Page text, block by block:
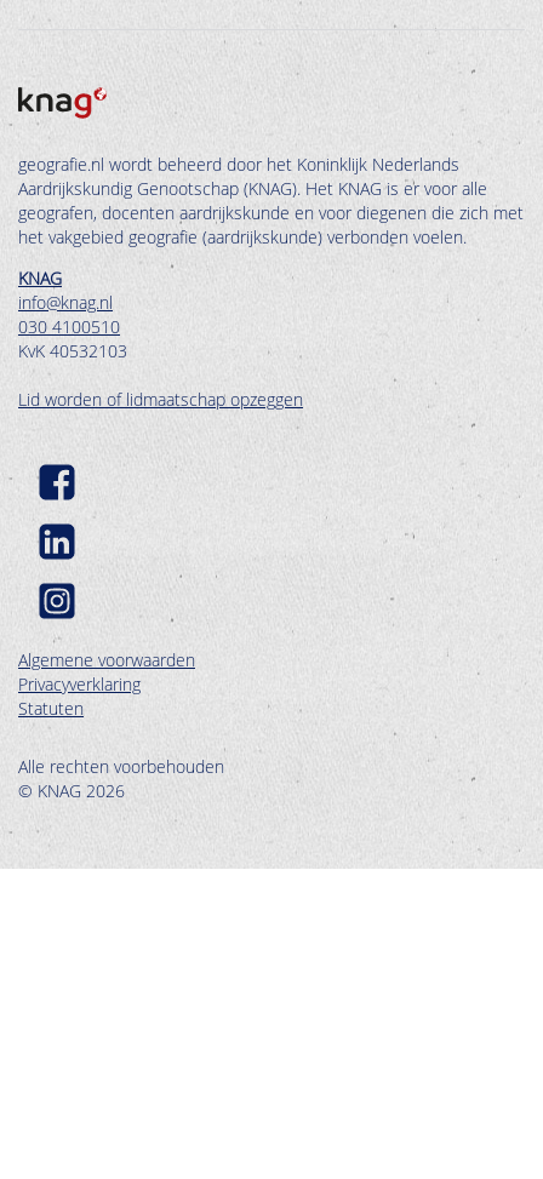
geografie.nl wordt beheerd door het Koninklijk Nederlands
Aardrijkskundig Genootschap (KNAG). Het KNAG is er voor alle
geografen, docenten aardrijkskunde en voor diegenen die zich met
het vakgebied geografie (aardrijkskunde) verbonden voelen.
KNAG
info@knag.nl
030 4100510
KvK 40532103
Lid worden of lidmaatschap opzeggen
Algemene voorwaarden
Privacyverklaring
Statuten
Alle rechten voorbehouden
© KNAG 2026